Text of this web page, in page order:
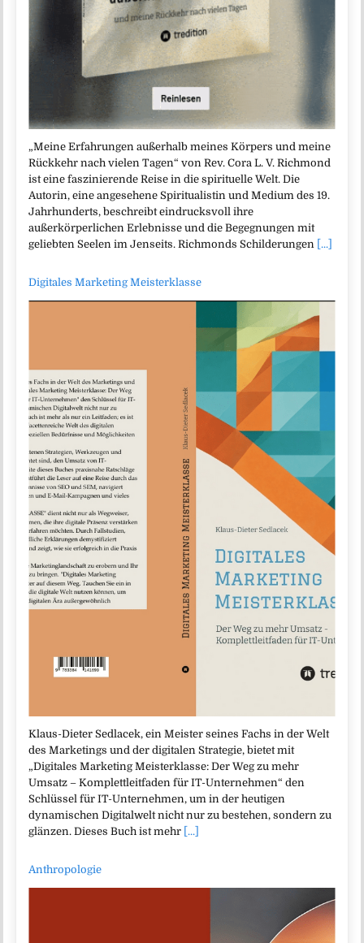
„Meine Erfahrungen außerhalb meines Körpers und meine
Rückkehr nach vielen Tagen“ von Rev. Cora L. V. Richmond
ist eine faszinierende Reise in die spirituelle Welt. Die
Autorin, eine angesehene Spiritualistin und Medium des 19.
Jahrhunderts, beschreibt eindrucksvoll ihre
außerkörperlichen Erlebnisse und die Begegnungen mit
geliebten Seelen im Jenseits. Richmonds Schilderungen [...]
Digitales Marketing Meisterklasse
Klaus-Dieter Sedlacek, ein Meister seines Fachs in der Welt
des Marketings und der digitalen Strategie, bietet mit
„Digitales Marketing Meisterklasse: Der Weg zu mehr
Umsatz – Komplettleitfaden für IT-Unternehmen“ den
Schlüssel für IT-Unternehmen, um in der heutigen
dynamischen Digitalwelt nicht nur zu bestehen, sondern zu
glänzen. Dieses Buch ist mehr [...]
Anthropologie